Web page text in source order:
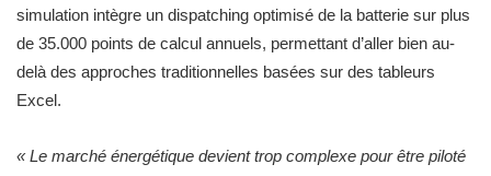
simulation intègre un dispatching optimisé de la batterie sur plus
de 35.000 points de calcul annuels, permettant d’aller bien au-
delà des approches traditionnelles basées sur des tableurs
Excel.
« Le marché énergétique devient trop complexe pour être piloté